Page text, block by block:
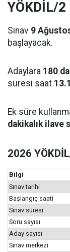
YÖKDİL/
Sınav 9
başlayacak.
Adaylara 180
süresi saat
Ek süre
dakikalık ilave
2026
Bilgi
Sınav tarihi
Başlangıç saati
Sınav süresi
Soru sayısı
Aday sayısı
Sınav merkezi